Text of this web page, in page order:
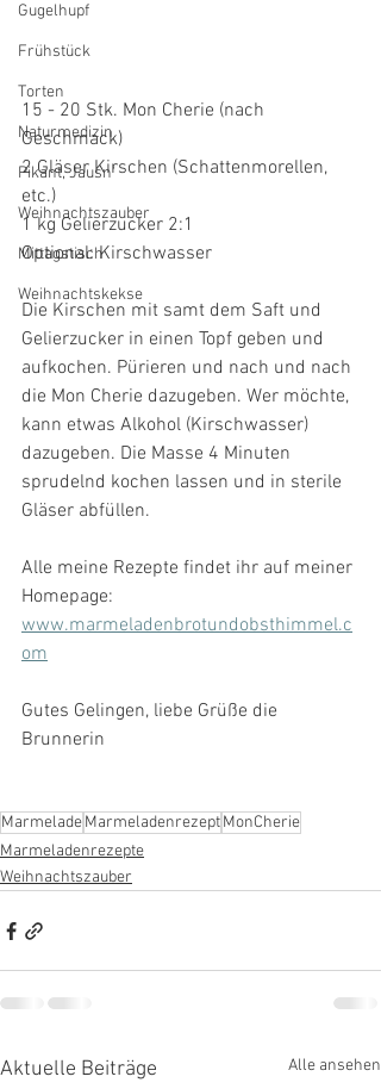
Gugelhupf
Frühstück
Torten
Naturmedizin
Pikant, Jausn'
Weihnachtszauber
Mittagstisch
Weihnachtskekse
15 - 20 Stk. Mon Cherie (nach
Geschmack)
2 Gläser Kirschen (Schattenmorellen,
etc.)
1 kg Gelierzucker 2:1
Optional: Kirschwasser
Die Kirschen mit samt dem Saft und
Gelierzucker in einen Topf geben und
aufkochen. Pürieren und nach und nach
die Mon Cherie dazugeben. Wer möchte,
kann etwas Alkohol (Kirschwasser)
dazugeben. Die Masse 4 Minuten
sprudelnd kochen lassen und in sterile
Gläser abfüllen.
Alle meine Rezepte findet ihr auf meiner
Homepage:
www.marmeladenbrotundobsthimmel.c
om
Gutes Gelingen, liebe Grüße die
Brunnerin
MarmeladeMarmeladenrezeptMonCherie
Marmeladenrezepte
Weihnachtszauber
Aktuelle Beiträge Alle ansehen